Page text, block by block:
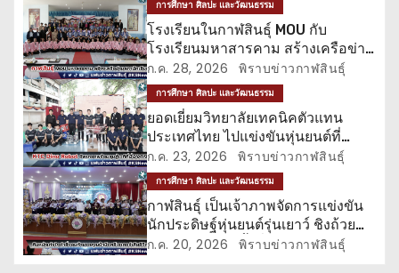
ว
เ
รื่
อ
ง
การศึกษา ศิลปะ และวัฒนธรรม
โรงเรียนในกาฬสินธุ์ MOU กับ
โรงเรียนมหาสารคาม สร้างเครือข่าย
สภานักเรียน
ก.ค. 28, 2026 พิราบข่าวกาฬสินธุ์
การศึกษา ศิลปะ และวัฒนธรรม
ยอดเยี่ยมวิทยาลัยเทคนิคตัวแทน
ประเทศไทย ไปแข่งขันหุ่นยนต์ที่
ฮ่องกง
ก.ค. 23, 2026 พิราบข่าวกาฬสินธุ์
การศึกษา ศิลปะ และวัฒนธรรม
กาฬสินธุ์ เป็นเจ้าภาพจัดการแข่งขัน
นักประดิษฐ์หุ่นยนต์รุ่นเยาว์ ชิงถ้วย
พระราชทาน ครั้งที่ 11
ก.ค. 20, 2026 พิราบข่าวกาฬสินธุ์